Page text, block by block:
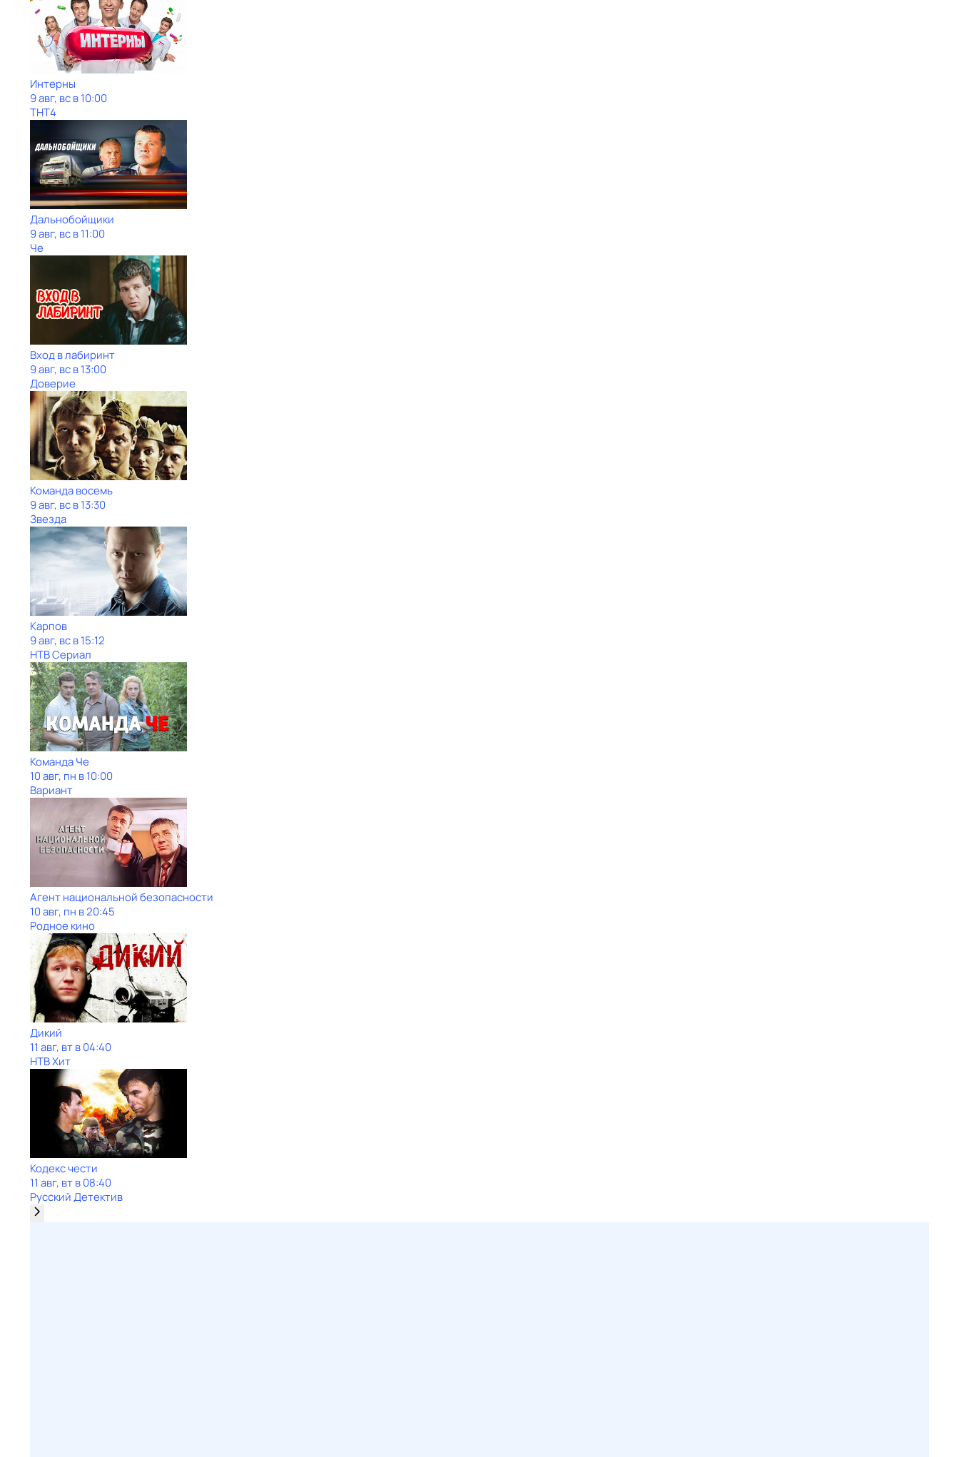
Интерны
9 авг, вс в 10:00
ТНТ4
Дальнобойщики
9 авг, вс в 11:00
Че
Вход в лабиринт
9 авг, вс в 13:00
Доверие
Команда восемь
9 авг, вс в 13:30
Звезда
Карпов
9 авг, вс в 15:12
НТВ Сериал
Команда Че
10 авг, пн в 10:00
Вариант
Агент национальной безопасности
10 авг, пн в 20:45
Родное кино
Дикий
11 авг, вт в 04:40
НТВ Хит
Кодекс чести
11 авг, вт в 08:40
Русский Детектив